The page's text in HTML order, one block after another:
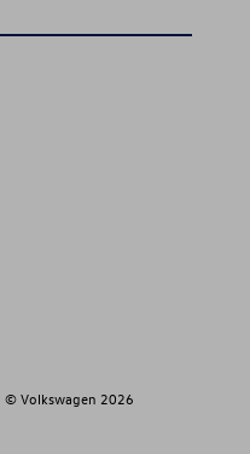
© Volkswagen 2026